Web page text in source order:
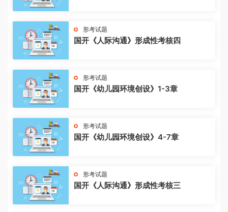
形考试题
国开《人际沟通》形成性考核四
形考试题
国开《幼儿园环境创设》1-3章
形考试题
国开《幼儿园环境创设》4-7章
形考试题
国开《人际沟通》形成性考核三